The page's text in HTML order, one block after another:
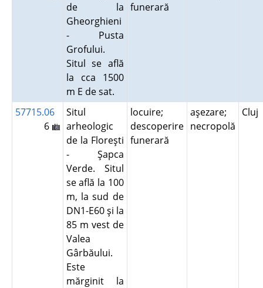
de la
Gheorghieni
- Pusta
Grofului.
Situl se află
la cca 1500
m E de sat.
funerară
57715.06
6
Situl
arheologic
de la Floreşti
- Şapca
Verde. Situl
se află la 100
m, la sud de
DN1-E60 şi la
85 m vest de
Valea
Gârbăului.
Este
mărginit la
locuire;
descoperire
funerară
aşezare;
necropolă
Cluj